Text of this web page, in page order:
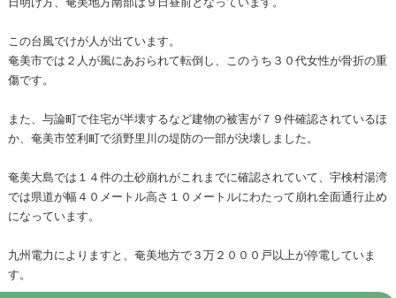
この台風でけが人が出ています。
奄美市では２人が風にあおられて転倒し、このうち３０代女性が骨折の重
傷です。
また、与論町で住宅が半壊するなど建物の被害が７９件確認されているほ
か、奄美市笠利町で須野里川の堤防の一部が決壊しました。
奄美大島では１４件の土砂崩れがこれまでに確認されていて、宇検村湯湾
では県道が幅４０メートル高さ１０メートルにわたって崩れ全面通行止め
になっています。
九州電力によりますと、奄美地方で３万２０００戸以上が停電していま
す。